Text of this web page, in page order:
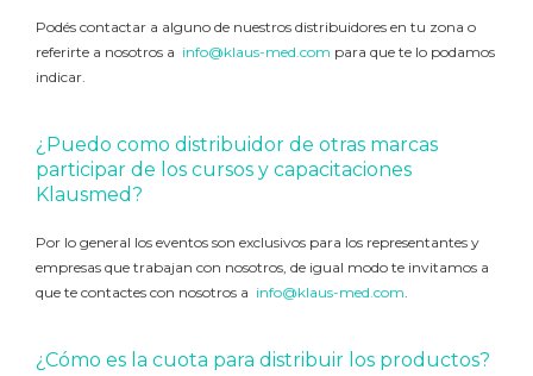
Podés contactar a alguno de nuestros distribuidores en tu zona o
referirte a nosotros a info@klaus-med.com para que te lo podamos
indicar.
¿Puedo como distribuidor de otras marcas
participar de los cursos y capacitaciones
Klausmed?
Por lo general los eventos son exclusivos para los representantes y
empresas que trabajan con nosotros, de igual modo te invitamos a
que te contactes con nosotros a info@klaus-med.com.
¿Cómo es la cuota para distribuir los productos?